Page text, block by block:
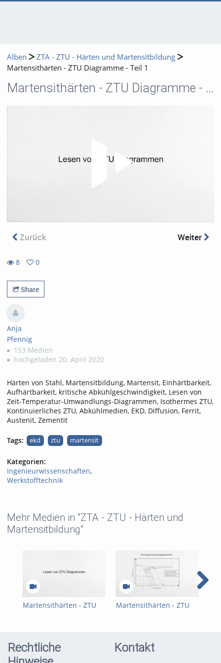
Alben
ZTA - ZTU - Härten und Martensitbildung
Martensithärten - ZTU Diagramme - Teil 1
Martensithärten - ZTU Diagramme - Teil 1
Zurück Weiter
8
views
0
favorites
Share
Anja
Pfennig
153 Medien
hochgeladen 20. April 2020
Härten von Stahl, Martensitbildung, Martensit, Einhärtbarkeit,
Aufhärtbarkeit, kritische Abkühlgeschwindigkeit, Lesen von
Zeit-Temperatur-Umwandlungs-Diagrammen, Isothermes ZTU,
Kontinuierliches ZTU, Abkühlmedien, EKD, Diffusion, Ferrit,
Austenit, Zementit
Tags: ekd ztu martensit
Kategorien:
Ingenieurwissenschaften,
Werkstofftechnik
Mehr Medien in "ZTA - ZTU - Härten und
Martensitbildung"
Martensithärten - ZTU
Martensithärten - ZTU
Rechtliche
Kontakt